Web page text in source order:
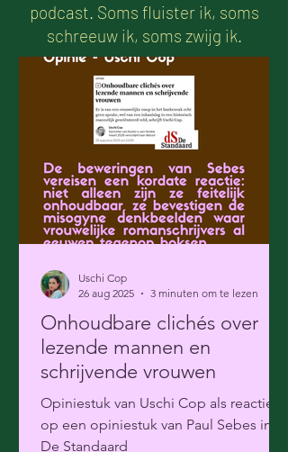
podcast. Soms fluister ik, soms
schreeuw ik, soms zwijg ik.
Onhoudbare clichés over
lezende mannen en
schrijvende vrouwen
Opiniestuk van Uschi Cop als reactie
op een opiniestuk van Paul Sebes in
De Standaard
Uschi Cop
26 aug 2025
3 minuten om te lezen